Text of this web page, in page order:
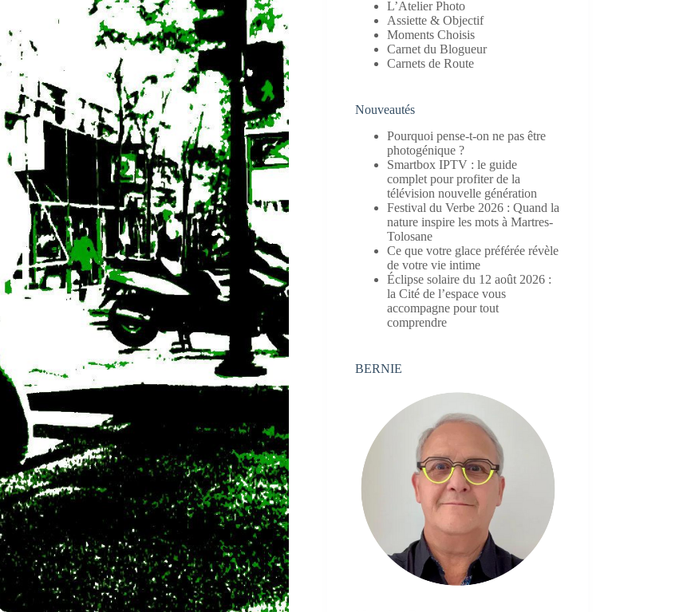
L’Atelier Photo
Assiette & Objectif
Moments Choisis
Carnet du Blogueur
Carnets de Route
Nouveautés
Pourquoi pense-t-on ne pas être
photogénique ?
Smartbox IPTV : le guide
complet pour profiter de la
télévision nouvelle génération
Festival du Verbe 2026 : Quand la
nature inspire les mots à Martres-
Tolosane
Ce que votre glace préférée révèle
de votre vie intime
Éclipse solaire du 12 août 2026 :
la Cité de l’espace vous
accompagne pour tout
comprendre
BERNIE